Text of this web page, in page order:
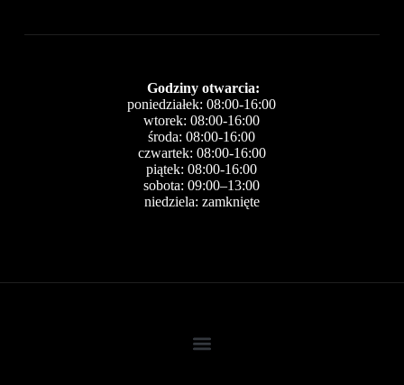
Godziny otwarcia:
poniedziałek: 08:00-16:00
wtorek: 08:00-16:00
środa: 08:00-16:00
czwartek: 08:00-16:00
piątek: 08:00-16:00
sobota: 09:00–13:00
niedziela: zamknięte